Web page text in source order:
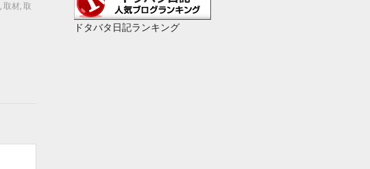
, 取材, 取
ドタバタ日記ランキング